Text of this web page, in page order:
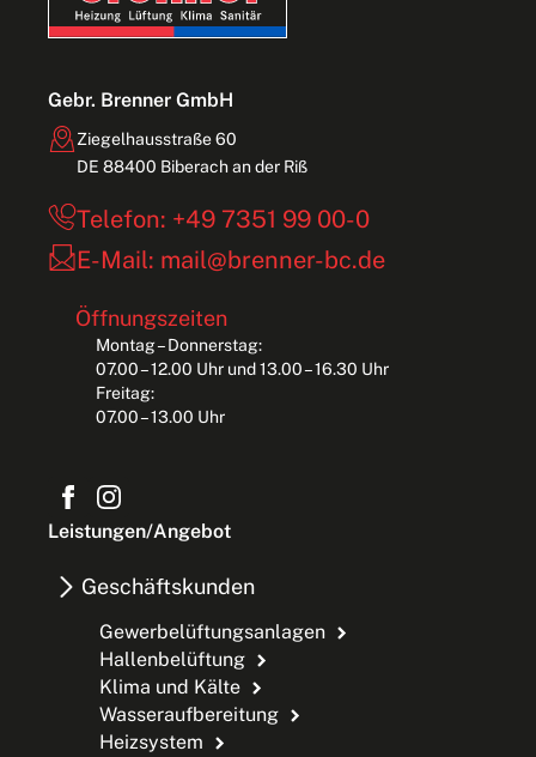
Gebr. Brenner GmbH
Ziegelhausstraße 60
DE 88400 Biberach an der Riß
Telefon: +49 7351 99 00-0
E-Mail: mail@brenner-bc.de
Öffnungszeiten
Montag – Donnerstag:
07.00 – 12.00 Uhr und 13.00 – 16.30 Uhr
Freitag:
07.00 – 13.00 Uhr
Leistungen/Angebot
Geschäftskunden
Gewerbelüftungsanlagen
Hallenbelüftung
Klima und Kälte
Wasseraufbereitung
Heizsystem